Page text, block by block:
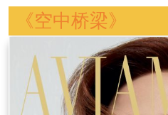
《空中桥梁》